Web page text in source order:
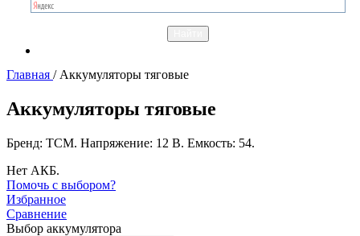
Главная / Аккумуляторы тяговые
Аккумуляторы тяговые
Бренд: TCM. Напряжение: 12 В. Емкость: 54.
Нет АКБ.
Помочь с выбором?
Избранное
Сравнение
Выбор аккумулятора